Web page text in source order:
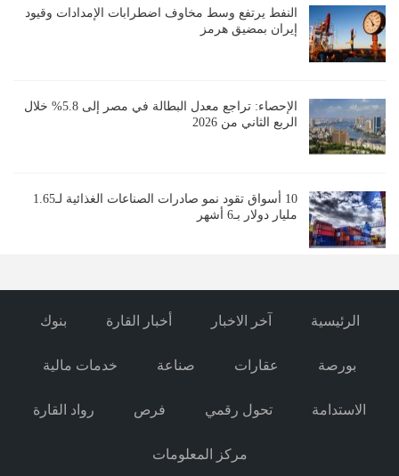
النفط يرتفع وسط مخاوف اضطرابات الإمدادات وقيود
إيران بمضيق هرمز
الإحصاء: تراجع معدل البطالة في مصر إلى 5.8% خلال
الربع الثاني من 2026
10 أسواق تقود نمو صادرات الصناعات الغذائية لـ1.65
مليار دولار بـ6 أشهر
الرئيسية آخر الاخبار أخبار القارة بنوك
بورصة عقارات صناعة خدمات مالية
الاستدامة تحول رقمي فرص رواد القارة
مركز المعلومات